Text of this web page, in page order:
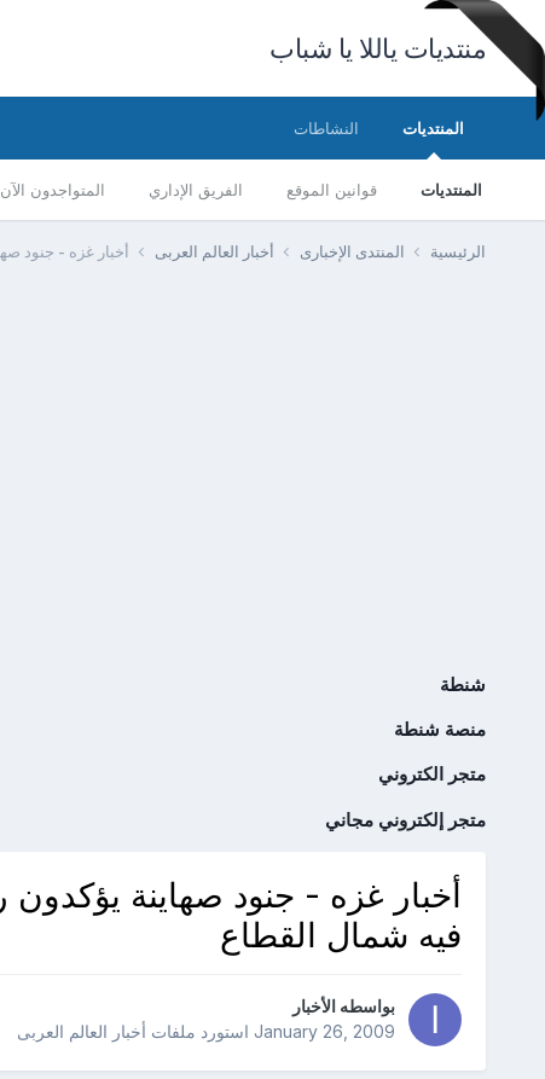
منتديات ياللا يا شباب
المنتديات
المنتديات قوانين الموقع الفريق الإداري المتواجدون الآن
النشاطات
الرئيسية المنتدى الإخبارى أخبار العالم العربى أخبار غزه - جنود
شنطة
منصة شنطة
متجر الكتروني
متجر إلكتروني مجاني
أخبار غزه - جنود صهاينة
فيه شمال القطاع
بواسطه الأخبار
January 26, 2009استورد ملفات أخبار العالم العربى